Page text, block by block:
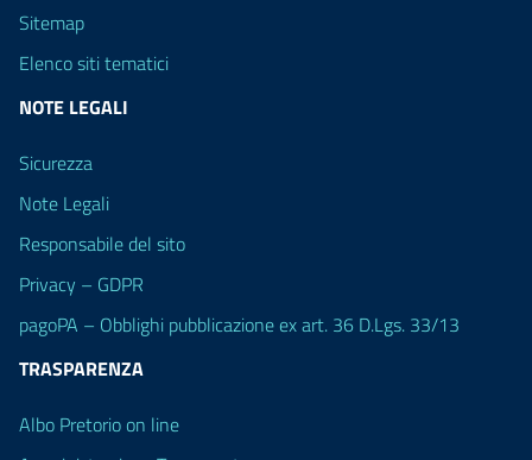
Sitemap
Elenco siti tematici
NOTE LEGALI
Sicurezza
Note Legali
Responsabile del sito
Privacy – GDPR
pagoPA – Obblighi pubblicazione ex art. 36 D.Lgs. 33/13
TRASPARENZA
Albo Pretorio on line